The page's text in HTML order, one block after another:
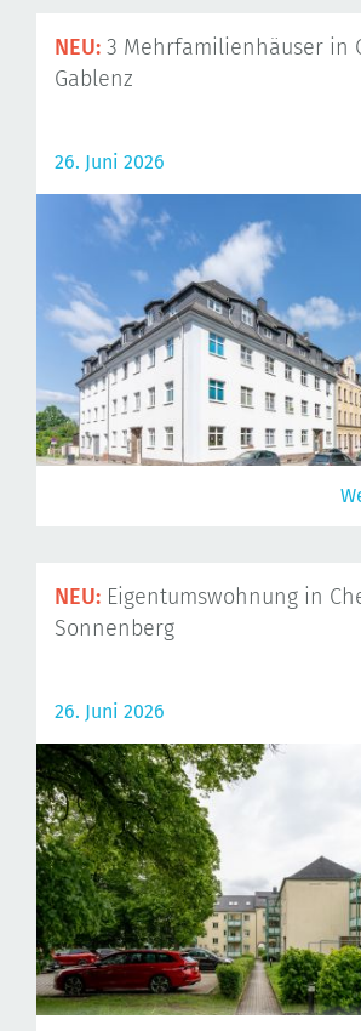
NEU: 3 Mehrfamilienhäuser in
Gablenz
26. Juni 2026
NEU: Eigentumswohnung in
Sonnenberg
26. Juni 2026